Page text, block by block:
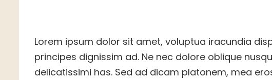
Lorem ipsum dolor sit amet, voluptua iracundia
principes dignissim ad. Ne nec dolore oblique
delicatissimi has. Sed ad dicam platonem, mea